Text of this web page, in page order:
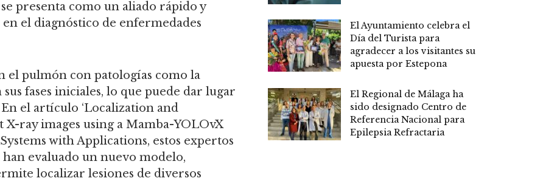
presenta como un aliado rápido y
el diagnóstico de enfermedades
el pulmón con patologías como la
fases iniciales, lo que puede dar lugar
el artículo ‘Localization and
ray images using a Mamba-YOLOvX
with Applications, estos expertos
evaluado un nuevo modelo,
localizar lesiones de diversos
El Ayuntamiento celebra el
Día del Turista para
agradecer a los visitantes su
apuesta por Estepona
El Regional de Málaga ha
sido designado Centro de
Referencia Nacional para
Epilepsia Refractaria